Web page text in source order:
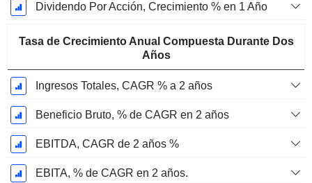
Dividendo Por Acción, Crecimiento % en 1 Año
Tasa de Crecimiento Anual Compuesta Durante Dos
Años
Ingresos Totales, CAGR % a 2 años
Beneficio Bruto, % de CAGR en 2 años
EBITDA, CAGR de 2 años %
EBITA, % de CAGR en 2 años.